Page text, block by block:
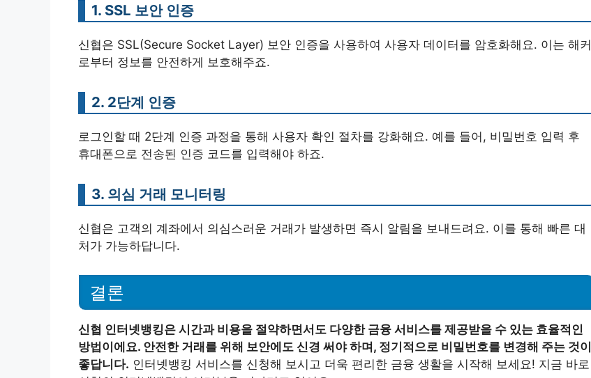
1. SSL 보안 인증
신협은 SSL(Secure Socket Layer) 보안 인증을 사용하여 사용자 데이터를 암호화해요. 이는 해커
로부터 정보를 안전하게 보호해주죠.
2. 2단계 인증
로그인할 때 2단계 인증 과정을 통해 사용자 확인 절차를 강화해요. 예를 들어, 비밀번호 입력 후
휴대폰으로 전송된 인증 코드를 입력해야 하죠.
3. 의심 거래 모니터링
신협은 고객의 계좌에서 의심스러운 거래가 발생하면 즉시 알림을 보내드려요. 이를 통해 빠른 대
처가 가능하답니다.
결론
신협 인터넷뱅킹은 시간과 비용을 절약하면서도 다양한 금융 서비스를 제공받을 수 있는 효율적인
방법이에요. 안전한 거래를 위해 보안에도 신경 써야 하며, 정기적으로 비밀번호를 변경해 주는 것이
좋답니다. 인터넷뱅킹 서비스를 신청해 보시고 더욱 편리한 금융 생활을 시작해 보세요! 지금 바로